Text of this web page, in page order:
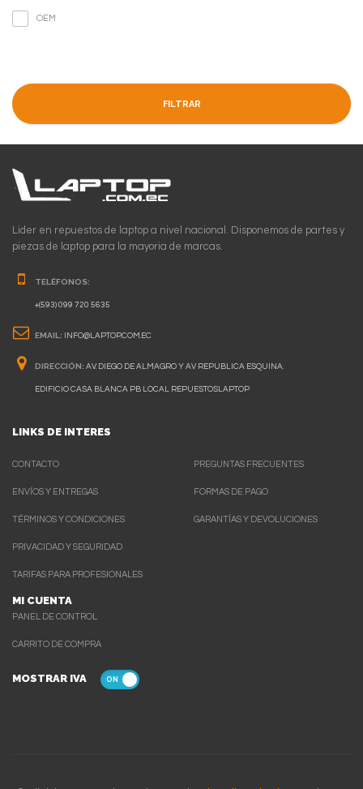
OEM
FILTRAR
Lider en repuestos de laptop a nivel nacional. Disponemos de partes y
piezas de laptop para la mayoria de marcas.
TELÉFONOS:
+(593) 099 720 5635
EMAIL: INFO@LAPTOP.COM.EC
DIRECCIÓN: AV. DIEGO DE ALMAGRO Y AV REPUBLICA ESQUINA.
EDIFICIO CASA BLANCA PB LOCAL REPUESTOSLAPTOP
LINKS DE INTERES
CONTACTO
ENVÍOS Y ENTREGAS
TÉRMINOS Y CONDICIONES
PRIVACIDAD Y SEGURIDAD
TARIFAS PARA PROFESIONALES
MI CUENTA
PANEL DE CONTROL
CARRITO DE COMPRA
PREGUNTAS FRECUENTES
FORMAS DE PAGO
GARANTÍAS Y DEVOLUCIONES
MOSTRAR IVA